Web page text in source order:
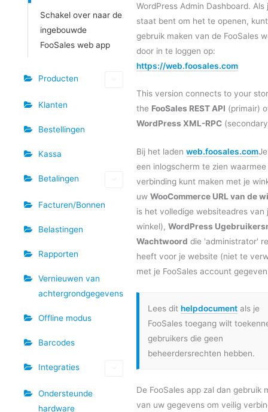
Schakel over naar de
ingebouwde
FooSales web app
Producten
Klanten
Bestellingen
Kassa
Betalingen
Facturen/Bonnen
Belastingen
Rapporten
Vernieuwen van
achtergrondgegevens
Offline modus
Barcodes
Integraties
Ondersteunde
hardware
WordPress Admin Dashboard. Als
staat bent om het te openen,
gebruik maken van de FooSales
door in te loggen op:
https://web.foosales.com
This version connects to your
the FooSales REST API (primair)
WordPress XML-RPC
Bij het laden web.foosales.com
een inlogscherm te zien waarmee
verbinding kunt maken met je
uw WooCommerce URL van de
is het volledige websiteadres van
winkel), WordPress U
Wachtwoord die 'administrator'
heeft voor je website (niet te
met je FooSales account
Lees dit helpdocumentals je
FooSales toegang wilt
gebruikers die geen
beheerdersrechten hebben.
De FooSales app zal dan gebruik
van uw gegevens om veilig